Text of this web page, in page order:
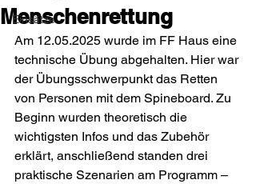
Einsätze
Menschenrettung
Am 12.05.2025 wurde im FF Haus eine
technische Übung abgehalten. Hier war
der Übungsschwerpunkt das Retten
von Personen mit dem Spineboard. Zu
Beginn wurden theoretisch die
wichtigsten Infos und das Zubehör
erklärt, anschließend standen drei
praktische Szenarien am Programm –